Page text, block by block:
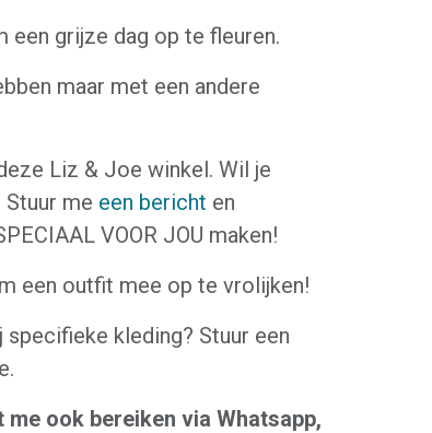
grijze dag op te fleuren.
maar met een andere
Liz & Joe winkel. Wil je
me een bericht en
VOOR JOU maken!
een outfit mee op te vrolijken!
kleding? Stuur een
me ook bereiken via Whatsapp,